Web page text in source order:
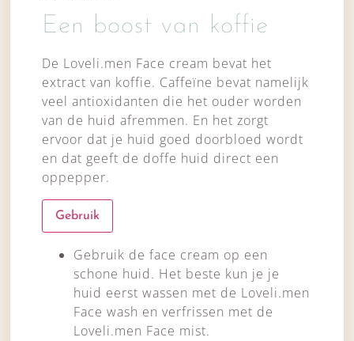
Een boost van koffie
De Loveli.men Face cream bevat het
extract van koffie. Caffeïne bevat namelijk
veel antioxidanten die het ouder worden
van de huid afremmen. En het zorgt
ervoor dat je huid goed doorbloed wordt
en dat geeft de doffe huid direct een
oppepper.
Gebruik
Gebruik de face cream op een
schone huid. Het beste kun je je
huid eerst wassen met de Loveli.men
Face wash en verfrissen met de
Loveli.men Face mist.